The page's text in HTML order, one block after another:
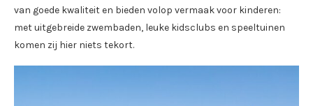
van goede kwaliteit en bieden volop vermaak voor kinderen:
met uitgebreide zwembaden, leuke kidsclubs en speeltuinen
komen zij hier niets tekort.